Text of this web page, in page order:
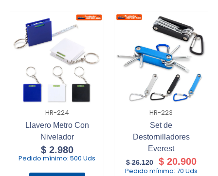
HR-224
Llavero Metro Con
Nivelador
$2.980
Pedido mínimo: 500 Uds
HR-223
Set de
Destornilladores
Everest
$26.120 $20.900
Pedido mínimo: 70 Uds